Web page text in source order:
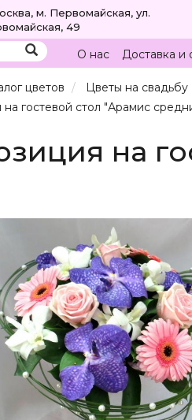
м. Первомайская, ул.
49
О нас Доставка и
цветов Цветы на свадьбу
гостевой стол "Арамис
на